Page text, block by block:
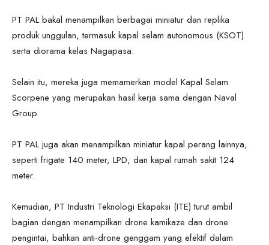
PT PAL bakal menampilkan berbagai miniatur dan replika
produk unggulan, termasuk kapal selam autonomous (KSOT)
serta diorama kelas Nagapasa.
Selain itu, mereka juga memamerkan model Kapal Selam
Scorpene yang merupakan hasil kerja sama dengan Naval
Group.
PT PAL juga akan menampilkan miniatur kapal perang lainnya,
seperti frigate 140 meter, LPD, dan kapal rumah sakit 124
meter.
Kemudian, PT Industri Teknologi Ekapaksi (ITE) turut ambil
bagian dengan menampilkan drone kamikaze dan drone
pengintai, bahkan anti-drone genggam yang efektif dalam